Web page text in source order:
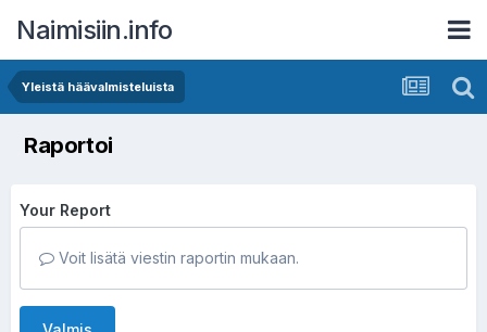
Naimisiin.info
Yleistä häävalmisteluista
Raportoi
Your Report
Voit lisätä viestin raportin mukaan.